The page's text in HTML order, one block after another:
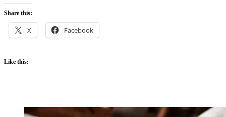
Share this:
X Facebook
Like this: